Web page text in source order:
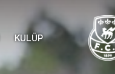
KULÜP